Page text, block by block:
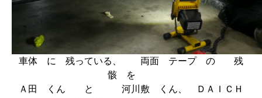
車体 に 残っている、 両面 テープ の 残
骸 を
Ａ田 くん と 河川敷 くん、 ＤＡＩＣＨ